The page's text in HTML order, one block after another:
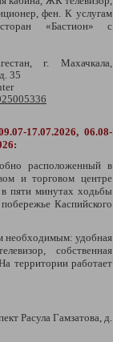
фен.К услугам
«Бастион» с
г. Махачкала,
35
17.07.2026,06.08-
расположенный в
и торговом центре
пяти минутах ходьбы
Каспийского
необходимым: удобная
собственная
территории работает
Расула Гамзатова, д.